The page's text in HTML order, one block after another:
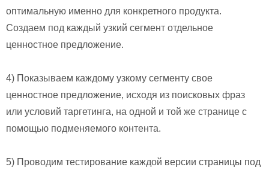
оптимальную именно для конкретного продукта.
Создаем под каждый узкий сегмент отдельное
ценностное предложение.
4) Показываем каждому узкому сегменту свое
ценностное предложение, исходя из поисковых фраз
или условий таргетинга, на одной и той же странице с
помощью подменяемого контента.
5) Проводим тестирование каждой версии страницы под